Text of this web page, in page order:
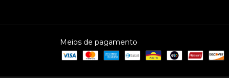
Meios de pagamento